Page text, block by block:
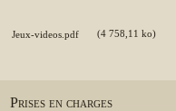
Jeux-videos.pdf (4 758,11 ko)
Prises en charges